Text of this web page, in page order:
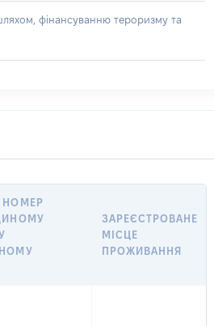
фінансуванню тероризму та
НОМЕР
ЗАРЕЄСТРОВАНЕ
МІСЦЕ
ПРОЖИВАННЯ